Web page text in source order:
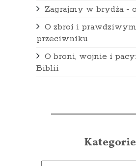
Zagrajmy w brydża -
O zbroi i prawdziwym
przeciwniku
O broni, wojnie i
Biblii
Kategorie